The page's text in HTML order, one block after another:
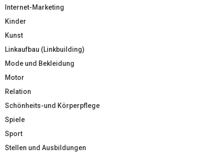
Internet-Marketing
Kinder
Kunst
Linkaufbau (Linkbuilding)
Mode und Bekleidung
Motor
Relation
Schönheits-und Körperpflege
Spiele
Sport
Stellen und Ausbildungen